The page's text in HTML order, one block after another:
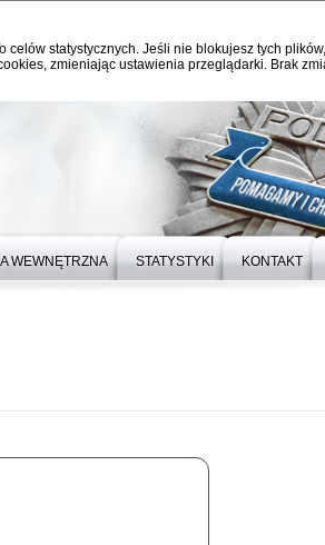
statystycznych. Jeśli nie blokujesz tych
zmieniając ustawienia przeglądarki. Brak
WEWNĘTRZNA STATYSTYKI KONTAKT